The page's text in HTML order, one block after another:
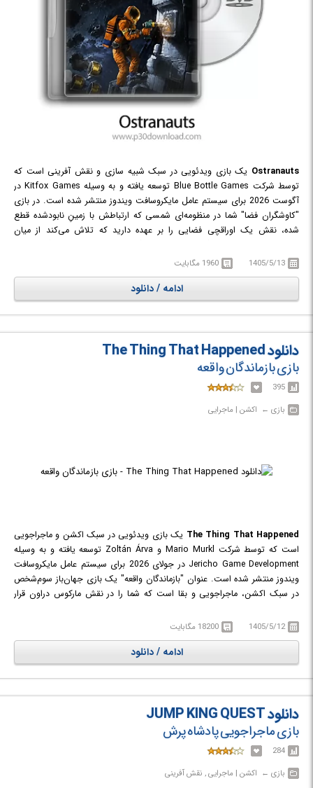
Ostranauts یک بازی ویدئویی در سبک شبیه سازی و نقش آفرینی است که
توسط شرکت Blue Bottle Games توسعه یافته و به وسیله Kitfox Games در
آگوست 2026 برای سیستم عامل مایکروسافت ویندوز منتشر شده است. در بازی
"کاوشگران فضا" شما در منظومه‌ای شمسی که ارتباطش با زمینِ نابودشده قطع
شده، نقش یک اوراقچی فضایی را بر عهده دارید که تلاش می‌کند از میان
وام سنگین، فرصت پیدا می‌کنید تا سفینه‌ای مستقل داشته باشید و با مدیریت
خدمه، ارتقای سفینه، جمع‌آوری قطعات، انجام مأموریت‌ها و تصمیم‌گیری‌های
مهم، از ورشکستگی و خطرات بی‌شمار فضا جان سالم به در ببرید. بازی با سیستم
شبیه‌سازی عمیق، فیزیک واقع‌گرایانه، شخصیت‌های دارای هوش مصنوعی پویا و
دنیایی غنی که در جهان NEO Scavenger جریان دارد، تجربه‌ای منحصربه‌فرد از
بقا، مدیریت و کاوش فضایی ارائه می‌دهد.
1405/5/13 1960 مگابایت
ادامه / دانلود
دانلود The Thing That Happened
بازی بازماندگان واقعه
395
بازی‎ ← ‏ اکشن | ماجرایی
The Thing That Happened یک بازی ویدئویی در سبک اکشن و ماجراجویی
است که توسط شرکت Mario Murkl و Zoltán Árva توسعه یافته و به وسیله
Jericho Game Development در جولای 2026 برای سیستم عامل مایکروسافت
ویندوز منتشر شده است. عنوان "بازماندگان واقعه" یک بازی جهان‌باز سوم‌شخص
در سبک اکشن، ماجراجویی و بقا است که شما را در نقش مارکوس دراون قرار
شهری که روزگاری پرجنب‌وجوش بوده اما اکنون تنها خرابه‌ها، ساختمان‌های
متروکه و تهدیدهای مرگبار از آن باقی مانده است. برای بقا باید در محیط به
جست‌وجوی منابع بپردازید، سلاح‌ها و تجهیزات مختلف را ارتقا دهید، از
مهارت‌های مبارزه تن‌به‌تن و سیستم ساخت‌وساز (Crafting) استفاده کنید و با
دشمنان خطرناک روبه‌رو شوید. بازی با Unreal Engine 5.2 ساخته شده و با وجود
اینکه تنها توسط یک تیم مستقل دو نفره توسعه یافته، تجربه‌ای جاه‌طلبانه از
اکتشاف، مبارزه و بقا در دنیایی پساآخرالزمانی ارائه می‌دهد.
1405/5/12 18200 مگابایت
ادامه / دانلود
دانلود JUMP KING QUEST
بازی ماجراجویی پادشاه پرش
284
بازی‎ ← ‏ اکشن | ماجرایی , نقش آفرینی